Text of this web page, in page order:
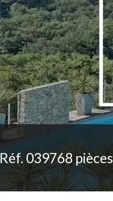
Réf. 039768 pièces